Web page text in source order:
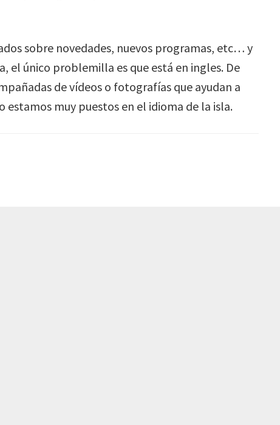
sobre novedades, nuevos programas, etc… y
el único problemilla es que está en ingles. De
de vídeos o fotografías que ayudan a
estamos muy puestos en el idioma de la isla.